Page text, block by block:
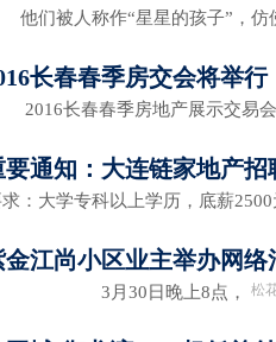
们被人称作“星星的孩子”，仿
长春春季房交会将举行
长春春季房地产展示交易会
要通知：大连链家地产招
：大学专科以上学历，底薪2500
金江尚小区业主举办网
月30日晚上8点， 松